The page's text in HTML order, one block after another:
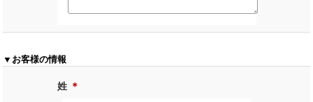
▼お客様の情報
姓 ＊